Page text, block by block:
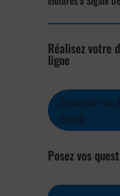
Réalisez votre
ligne
Posez vos